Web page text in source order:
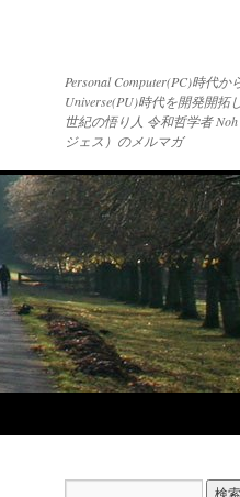
Personal Computer(PC)時代か
Universe(PU)時代を開発開拓
世紀の悟り人 令和哲学者 Noh
ジェス）のメルマガ